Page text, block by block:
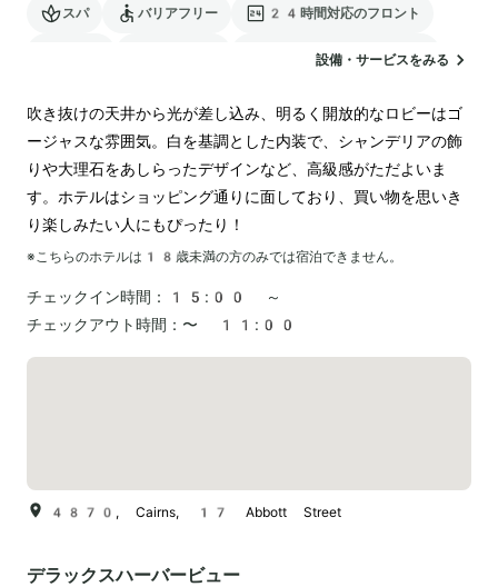
スパ バリアフリー 24時間対応のフロント
電気自動車の充電スタンド
設備・サービスをみる
吹き抜けの天井から光が差し込み、明るく開放的なロビーはゴ
ージャスな雰囲気。白を基調とした内装で、シャンデリアの飾
りや大理石をあしらったデザインなど、高級感がただよいま
す。ホテルはショッピング通りに面しており、買い物を思いき
り楽しみたい人にもぴったり！
※こちらのホテルは 18 歳未満の方のみでは宿泊できません。
チェックイン時間：
15:00 ～
チェックアウト時間： 〜 11:00
4870, Cairns, 17 Abbott Street
デラックスハーバービュー